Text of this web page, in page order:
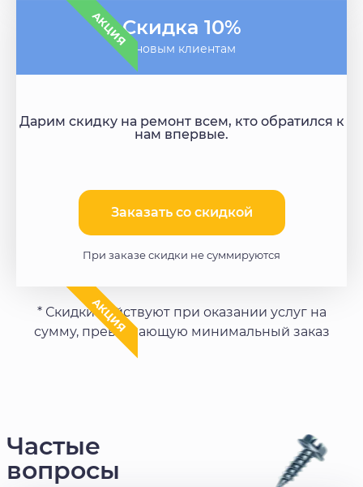
АКЦИЯСкидка 10%
- новым клиентам
Дарим скидку на ремонт всем, кто обратился к
нам впервые.
Заказать со скидкой​
При заказе скидки не суммируются
АКЦИЯ
* Скидки действуют при оказании услуг на
сумму, превышающую минимальный заказ
Частые
вопросы